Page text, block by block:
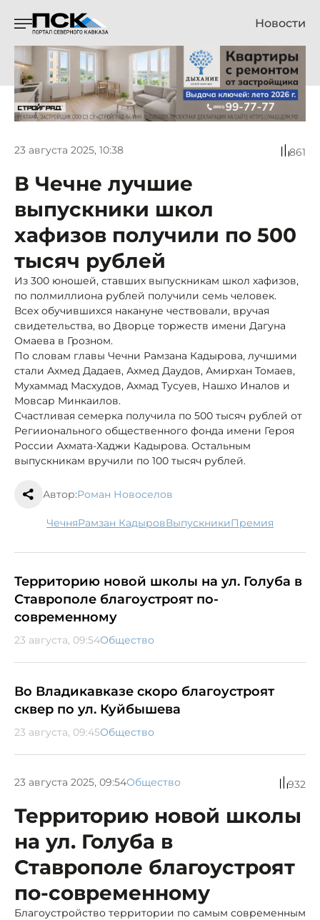
Новости
23 августа 2025, 10:38 861
В Чечне лучшие
выпускники школ
хафизов получили по 500
тысяч рублей
Из 300 юношей, ставших выпускникам школ хафизов,
по полмиллиона рублей получили семь человек.
Всех обучившихся накануне чествовали, вручая
свидетельства, во Дворце торжеств имени Дагуна
Омаева в Грозном.
По словам главы Чечни Рамзана Кадырова, лучшими
стали Ахмед Дадаев, Ахмед Даудов, Амирхан Томаев,
Мухаммад Масхудов, Ахмад Тусуев, Нашхо Иналов и
Мовсар Минкаилов.
Счастливая семерка получила по 500 тысяч рублей от
Региионального общественного фонда имени Героя
России Ахмата-Хаджи Кадырова. Остальным
выпускникам вручили по 100 тысяч рублей.
Автор:Роман Новоселов
Чечня Рамзан Кадыров выпускники премия
Территорию новой школы на ул. Голуба в
Ставрополе благоустроят по-
современному
23 августа, 09:54Общество
Во Владикавказе скоро благоустроят
сквер по ул. Куйбышева
23 августа, 09:45Общество
23 августа 2025, 09:54Общество 932
Территорию новой школы
на ул. Голуба в
Ставрополе благоустроят
по-современному
Благоустройство территории по самым современным